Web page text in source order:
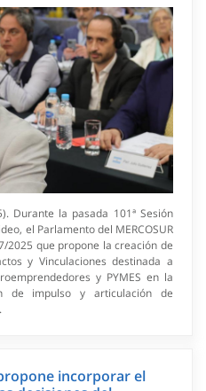
Durante la pasada 101ª Sesión
el Parlamento del MERCOSUR
2025 que propone la creación de
y Vinculaciones destinada a
y PYMES en la
impulso y articulación de
incorporar el